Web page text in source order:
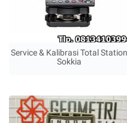
Service & Kalibrasi Total Station
Sokkia